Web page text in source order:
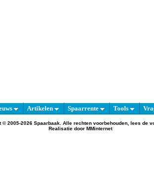
Artikelen Spaarrente Tools
© 2005-2026 Spaarbaak. Alle rechten voorbehouden, lees de
Realisatie door MMinternet